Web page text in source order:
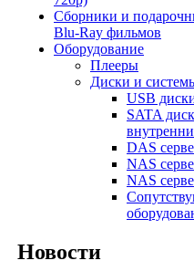
Сборники и
Blu-Ray фильмов
Оборудование
Плееры
Диски и
USB
SATA
DAS
NAS
NAS
Новости